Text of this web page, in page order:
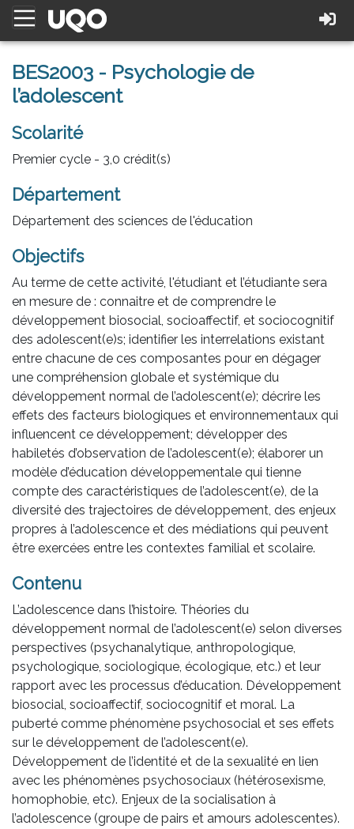
BES2003 - Psychologie de
l’adolescent
Scolarité
Premier cycle - 3,0 crédit(s)
Département
Département des sciences de l'éducation
Objectifs
Au terme de cette activité, l'étudiant et l’étudiante sera
en mesure de : connaitre et de comprendre le
développement biosocial, socioaffectif, et sociocognitif
des adolescent(e)s; identifier les interrelations existant
entre chacune de ces composantes pour en dégager
une compréhension globale et systémique du
développement normal de l’adolescent(e); décrire les
effets des facteurs biologiques et environnementaux qui
influencent ce développement; développer des
habiletés d’observation de l’adolescent(e); élaborer un
modèle d’éducation développementale qui tienne
compte des caractéristiques de l’adolescent(e), de la
diversité des trajectoires de développement, des enjeux
propres à l’adolescence et des médiations qui peuvent
être exercées entre les contextes familial et scolaire.
Contenu
L’adolescence dans l’histoire. Théories du
développement normal de l’adolescent(e) selon diverses
perspectives (psychanalytique, anthropologique,
psychologique, sociologique, écologique, etc.) et leur
rapport avec les processus d’éducation. Développement
biosocial, socioaffectif, sociocognitif et moral. La
puberté comme phénomène psychosocial et ses effets
sur le développement de l’adolescent(e).
Développement de l’identité et de la sexualité en lien
avec les phénomènes psychosociaux (hétérosexisme,
homophobie, etc). Enjeux de la socialisation à
l’adolescence (groupe de pairs et amours adolescentes).